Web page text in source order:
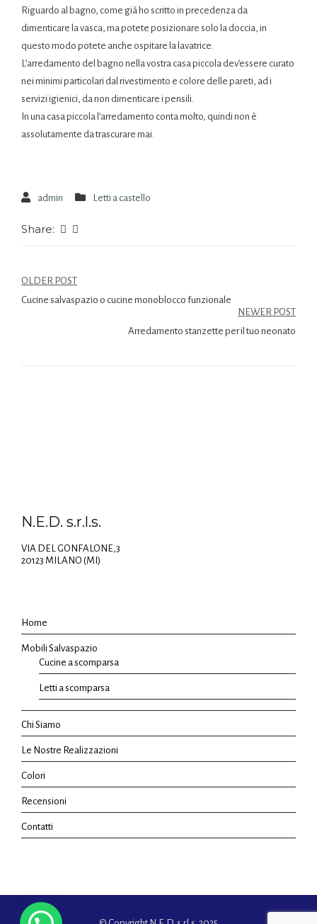
Riguardo al bagno, come già ho scritto in precedenza da
dimenticare la vasca, ma potete posizionare solo la doccia, in
questo modo potete anche ospitare la lavatrice.
L’arredamento del bagno nella vostra casa piccola dev’essere curato
nei minimi particolari dal rivestimento e colore delle pareti, ad i
servizi igienici, da non dimenticare i pensili.
In una casa piccola l’arredamento conta molto, quindi non è
assolutamente da trascurare mai.
admin Letti a castello
Share:
OLDER POST
Cucine salvaspazio o cucine monoblocco funzionale
NEWER POST
Arredamento stanzette per il tuo neonato
N.E.D. s.r.l.s.
VIA DEL GONFALONE,3
20123 MILANO (MI)
Home
Mobili Salvaspazio
Cucine a scomparsa
Letti a scomparsa
Chi Siamo
Le Nostre Realizzazioni
Colori
Recensioni
Contatti